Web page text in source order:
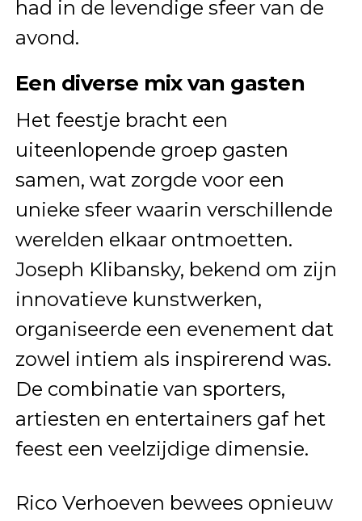
had in de levendige sfeer van de
avond.
Een diverse mix van gasten
Het feestje bracht een
uiteenlopende groep gasten
samen, wat zorgde voor een
unieke sfeer waarin verschillende
werelden elkaar ontmoetten.
Joseph Klibansky, bekend om zijn
innovatieve kunstwerken,
organiseerde een evenement dat
zowel intiem als inspirerend was.
De combinatie van sporters,
artiesten en entertainers gaf het
feest een veelzijdige dimensie.
Rico Verhoeven bewees opnieuw